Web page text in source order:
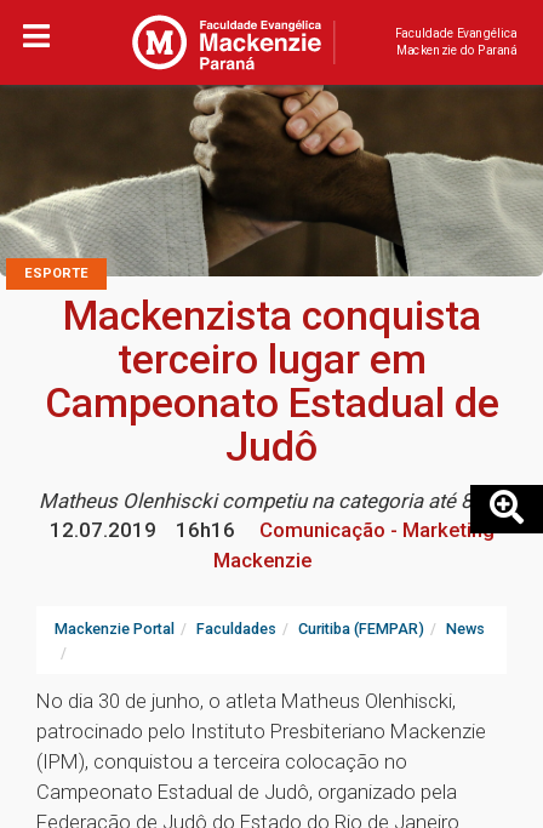
Faculdade Evangélica
Mackenzie do Paraná
ESPORTE
Mackenzista conquista
terceiro lugar em
Campeonato Estadual de
Judô
Matheus Olenhiscki competiu na categoria até 81kg
12.07.2019
16h16
Comunicação - Marketing
Mackenzie
Mackenzie Portal Faculdades Curitiba (FEMPAR) News
No dia 30 de junho, o atleta Matheus Olenhiscki,
patrocinado pelo Instituto Presbiteriano Mackenzie
(IPM), conquistou a terceira colocação no
Campeonato Estadual de Judô, organizado pela
Federação de Judô do Estado do Rio de Janeiro